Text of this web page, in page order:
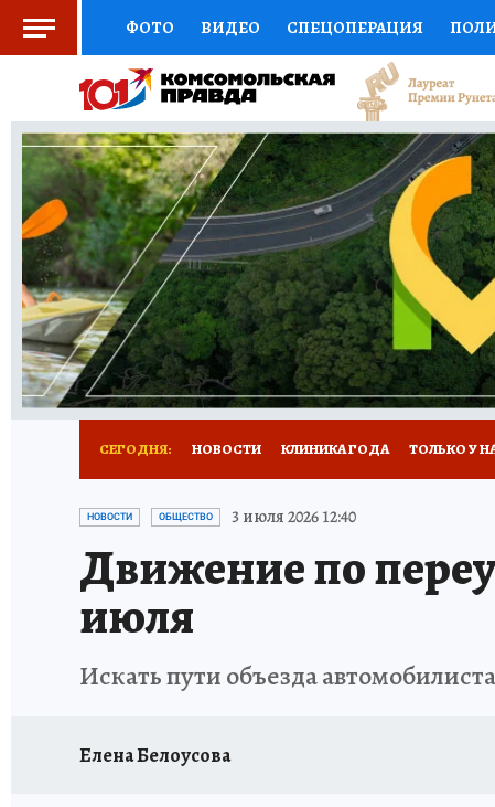
ФОТО ВИДЕО СПЕЦОПЕРАЦИЯ
СОЦПОДДЕРЖКА НАУКА СПОРТ
ВЫБОР ЭКСПЕРТОВ ДОКТОР
КНИЖНАЯ ПОЛКА ПРОГНОЗЫ НА СПОРТ
ПРЕСС-ЦЕНТР НЕДВИЖИМОСТЬ
РАДИО КП РЕКЛАМА ТЕСТЫ НОВОЕ
СЕГОДНЯ: НОВОСТИ КЛИНИКА ГОДА ТОЛЬКО У
ПРОИСШЕСТВИЯ АФИША
НОВОСТИ ОБЩЕСТВО 3 июля 2026 12:40
Движение по
июля
Искать пути объезда
Елена Белоусова